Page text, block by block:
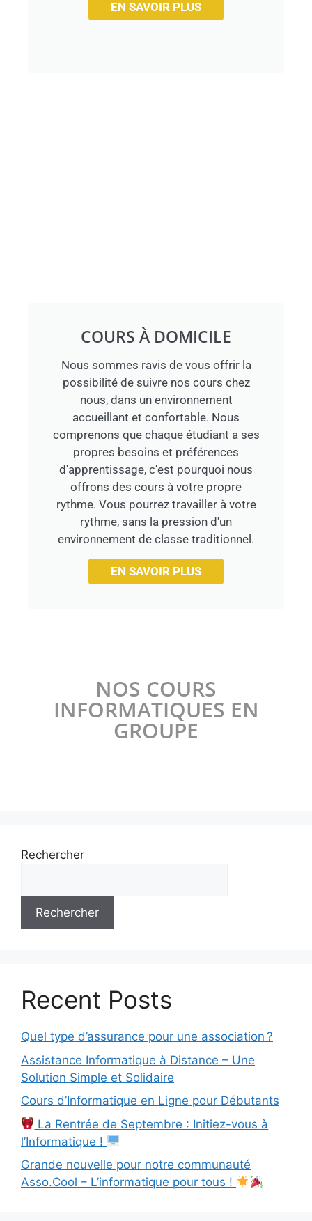
EN SAVOIR PLUS
COURS À DOMICILE
Nous sommes ravis de vous offrir la
possibilité de suivre nos cours chez
nous, dans un environnement
accueillant et confortable. Nous
comprenons que chaque étudiant a ses
propres besoins et préférences
d'apprentissage, c'est pourquoi nous
offrons des cours à votre propre
rythme. Vous pourrez travailler à votre
rythme, sans la pression d'un
environnement de classe traditionnel.
EN SAVOIR PLUS
NOS COURS
INFORMATIQUES EN
GROUPE
Rechercher
Rechercher
Recent Posts
Quel type d’assurance pour une association ?
Assistance Informatique à Distance – Une
Solution Simple et Solidaire
Cours d’Informatique en Ligne pour Débutants
La Rentrée de Septembre : Initiez-vous à
l’Informatique !
Grande nouvelle pour notre communauté
Asso.Cool – L’informatique pour tous !